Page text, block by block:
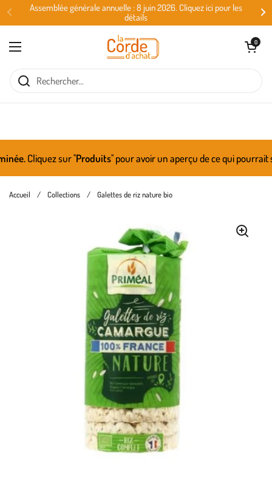
Passer au contenu
Assemblée générale annuelle : 8 juin 2026. Cliquez ici pour les
détails
Ouvrir le menu
Ouvrir le
0
Cliquez sur ''Produits'' pour avoir un aperçu de ce qui pourrait
Accueil / Collections / Galettes de riz nature bio